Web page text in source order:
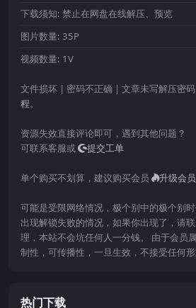
下载须知: 禁止在网盘在线解压、预览
图片数量: 35P
视频数量: 1V
文件损坏 | 密码不正确 | 文章未写解压密码
程。
资源失效直接评论即可，遇到其他问题？
可联系客服或
提交工单
单个购买不划算，建议购买会员 升级会员
可能是受限网络情况，极个别中的极个别
出现解锁失败的情况，如果你出现了，请
理，本站不会坑任何人一分钱。 由于会员
制性，可传播性，一旦生效，不接受任何形
热门下载